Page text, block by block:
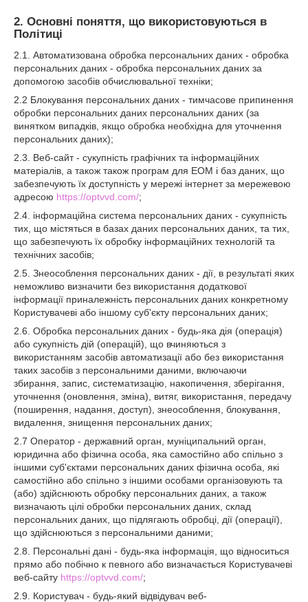
2. Основні поняття, що використовуються в
Політиці
2.1. Автоматизована обробка персональних даних - обробка
персональних даних - обробка персональних даних за
допомогою засобів обчислювальної техніки;
2.2 Блокування персональних даних - тимчасове припинення
обробки персональних даних персональних даних (за
винятком випадків, якщо обробка необхідна для уточнення
персональних даних);
2.3. Веб-сайт - сукупність графічних та інформаційних
матеріалів, а також також програм для ЕОМ і баз даних, що
забезпечують їх доступність у мережі інтернет за мережевою
адресою https://optvvd.com/;
2.4. інформаційна система персональних даних - сукупність
тих, що містяться в базах даних персональних даних, та тих,
що забезпечують їх обробку інформаційних технологій та
технічних засобів;
2.5. Знеособлення персональних даних - дії, в результаті яких
неможливо визначити без використання додаткової
інформації приналежність персональних даних конкретному
Користувачеві або іншому суб'єкту персональних даних;
2.6. Обробка персональних даних - будь-яка дія (операція)
або сукупність дій (операцій), що вчиняються з
використанням засобів автоматизації або без використання
таких засобів з персональними даними, включаючи
збирання, запис, систематизацію, накопичення, зберігання,
уточнення (оновлення, зміна), витяг, використання, передачу
(поширення, надання, доступ), знеособлення, блокування,
видалення, знищення персональних даних;
2.7 Оператор - державний орган, муніципальний орган,
юридична або фізична особа, яка самостійно або спільно з
іншими суб'єктами персональних даних фізична особа, які
самостійно або спільно з іншими особами організовують та
(або) здійснюють обробку персональних даних, а також
визначають цілі обробки персональних даних, склад
персональних даних, що підлягають обробці, дії (операції),
що здійснюються з персональними даними;
2.8. Персональні дані - будь-яка інформація, що відноситься
прямо або побічно к певного або визначається Користувачеві
веб-сайту https://optvvd.com/;
2.9. Користувач - будь-який відвідувач веб-